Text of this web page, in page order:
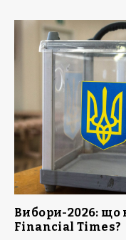
Вибори-2026: що
Financial Times?